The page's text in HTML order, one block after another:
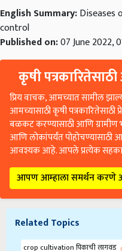
English Summary:Diseases
control
Published on:07 June 2022,
कृषी
प्रिय वाचक, आमच्यात सामील
आमच्यासाठी कृषी
बळकट करण्यासाठी आणि
आणि लोकांपर्यंत पोहोचण्यासाठी
आवश्यक आहे. आपले प्रत्येक
आपण आम्हाला समर्थन
Related Topics
crop cultivation पिकाची लागवड